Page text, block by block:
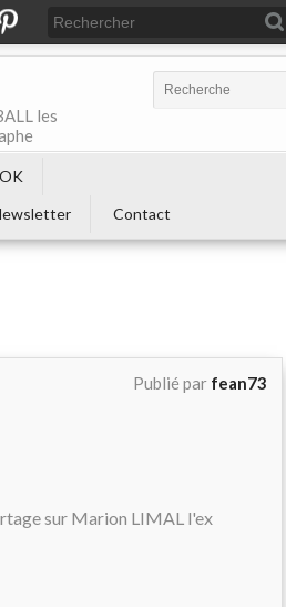
les
Contact
Publié par fean73
sur Marion LIMAL l'ex